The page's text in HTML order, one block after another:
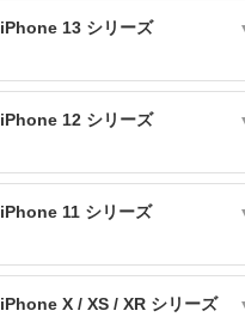
iPhone 13 シリーズ
iPhone 12 シリーズ
iPhone 11 シリーズ
iPhone X / XS / XR シリーズ